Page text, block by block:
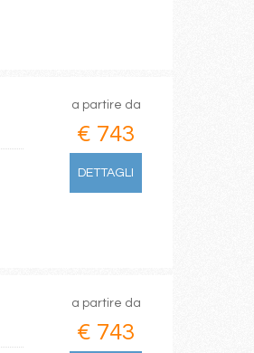
a partire da
€ 743
DETTAGLI
a partire da
€ 743